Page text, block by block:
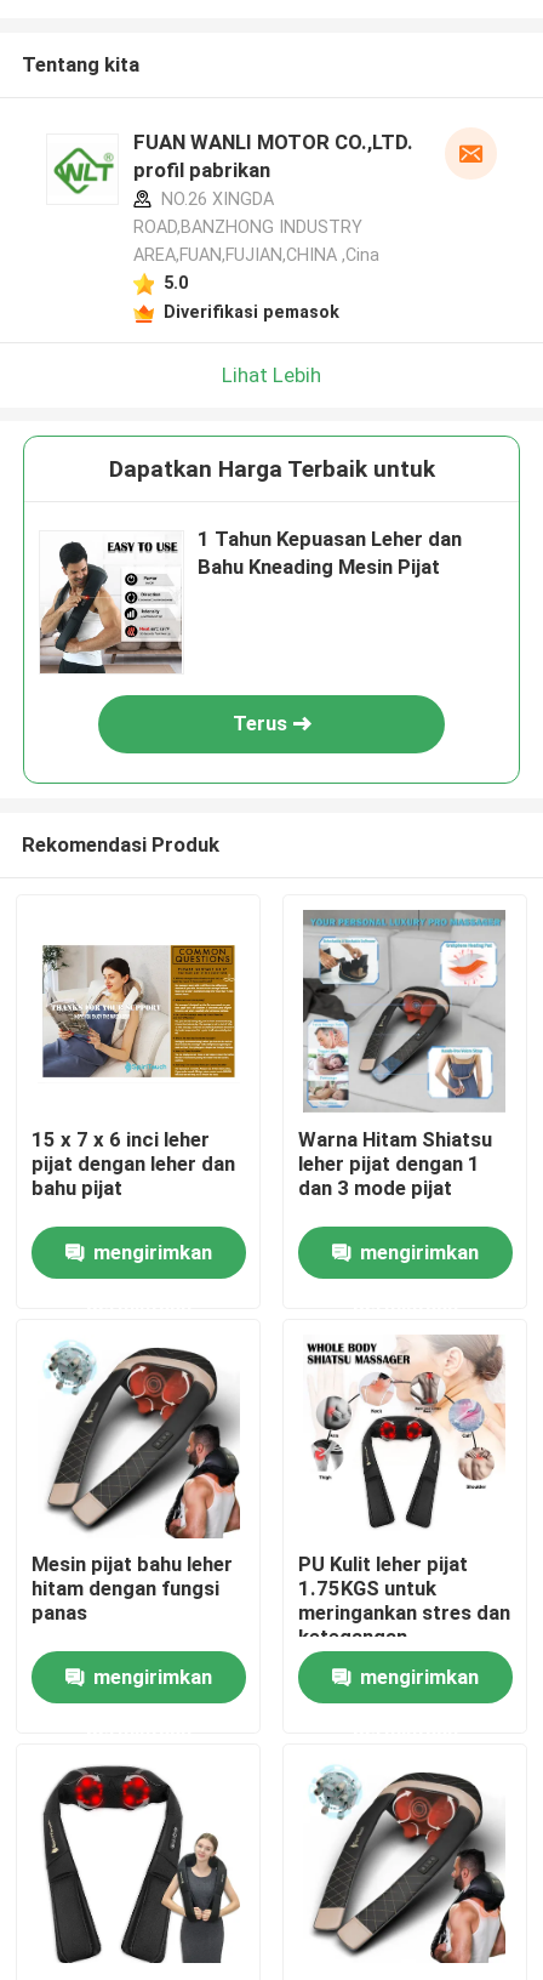
Rumah
Produk
Video
Tentang kami
Tur Pabrik
Kontrol kualitas
Berita
Permintaan Penawaran
Motor DC disikat
Tentang kita
FUAN WANLI MOTOR CO.,LTD.
profil pabrikan
NO.26 XINGDA
ROAD,BANZHONG INDUSTRY
AREA,FUAN,FUJIAN,CHINA ,Cina
5.0
Diverifikasi pemasok
Lihat Lebih
Dapatkan Harga Terbaik untuk
1 Tahun Kepuasan Leher dan
Bahu Kneading Mesin Pijat
Terus
Rekomendasi Produk
15 x 7 x 6 inci leher
pijat dengan leher dan
bahu pijat
mengirimkan
Warna Hitam Shiatsu
leher pijat dengan 1
dan 3 mode pijat
mengirimkan
Mesin pijat bahu leher
hitam dengan fungsi
panas
mengirimkan
PU Kulit leher pijat
1.75KGS untuk
meringankan stres dan
ketegangan
mengirimkan